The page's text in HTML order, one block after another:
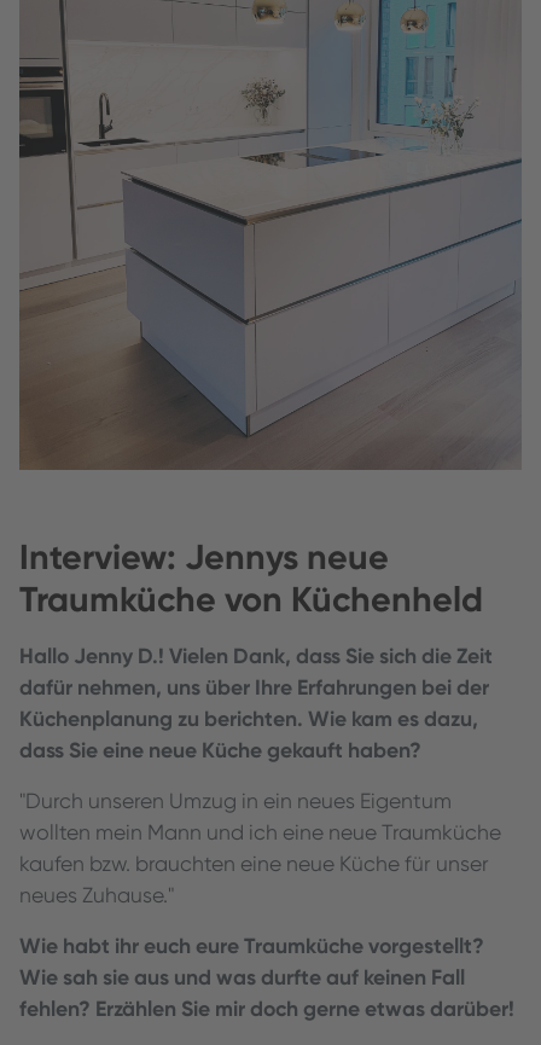
Interview: Jennys neue
Traumküche von Küchenheld
Hallo Jenny D.! Vielen Dank, dass Sie sich die Zeit
dafür nehmen, uns über Ihre Erfahrungen bei der
Küchenplanung zu berichten. Wie kam es dazu,
dass Sie eine neue Küche gekauft haben?
"Durch unseren Umzug in ein neues Eigentum
wollten mein Mann und ich eine neue Traumküche
kaufen bzw. brauchten eine neue Küche für unser
neues Zuhause."
Wie habt ihr euch eure Traumküche vorgestellt?
Wie sah sie aus und was durfte auf keinen Fall
fehlen? Erzählen Sie mir doch gerne etwas darüber!